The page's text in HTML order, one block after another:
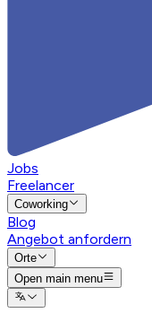
Jobs
Freelancer
Coworking
Blog
Angebot anfordern
Orte
Open main menu